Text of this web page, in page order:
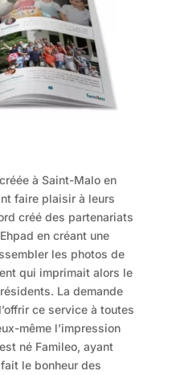
à Saint-Malo en
faire plaisir à leurs
créé des partenariats
en créant une
les photos de
qui imprimait alors le
La demande
ce service à toutes
même l’impression
né Famileo, ayant
le bonheur des